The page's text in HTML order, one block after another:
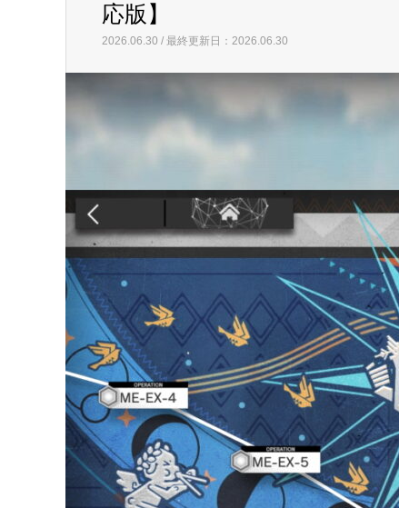
応版】
2026.06.30 / 最終更新日：2026.06.30